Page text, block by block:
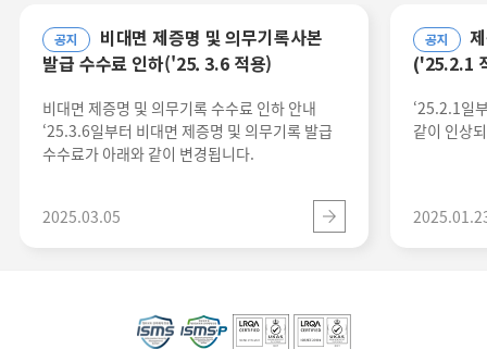
공지
발급 수수료 인하('25. 3.6 적용)
비대면 제증명 및 의무기록 수수료 인하 안내
‘25.3.6일부터 비대면 제증명 및 의무기록 발급
수수료가 아래와 같이 변경됩니다.
2025.03.05
공지
제증명 발급 수수료 인상 안내
('25.2.1
‘25.2.1일
같이 인상